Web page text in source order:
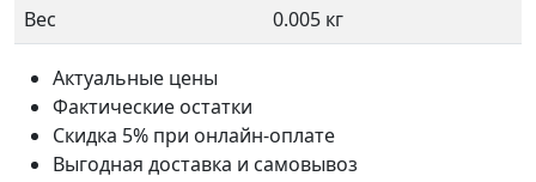
Вес
0.005 кг
Актуальные цены
Фактические остатки
Скидка 5% при онлайн-оплате
Выгодная доставка и самовывоз